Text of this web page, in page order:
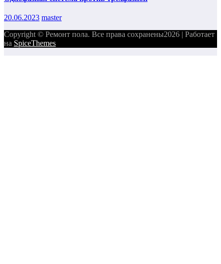
20.06.2023 master
Copyright © Ремонт пола. Все права сохранены2026 | Работает
на SpiceThemes